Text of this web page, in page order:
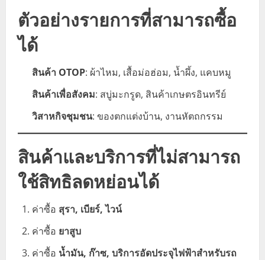
ตัวอย่างรายการที่สามารถซื้อ
ได้
สินค้า OTOP: ผ้าไหม, เสื้อม่อฮ่อม, น้ำผึ้ง, แคบหมู
สินค้าเพื่อสังคม: สบู่มะกรูด, สินค้าเกษตรอินทรีย์
วิสาหกิจชุมชน: ของตกแต่งบ้าน, งานหัตถกรรม
สินค้าและบริการที่ไม่สามารถ
ใช้สิทธิลดหย่อนได้
ค่าซื้อ สุรา, เบียร์, ไวน์
ค่าซื้อ ยาสูบ
ค่าซื้อ น้ำมัน, ก๊าซ, บริการอัดประจุไฟฟ้าสำหรับรถ